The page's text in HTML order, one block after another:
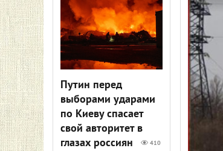
Путин перед
выборами ударами
по Киеву спасает
свой авторитет в
глазах россиян
410